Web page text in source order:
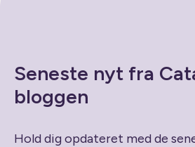
Seneste nyt fra
bloggen
Hold dig opdateret med de